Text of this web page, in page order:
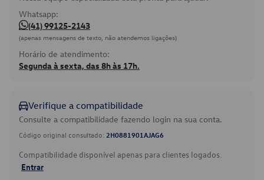
Whatsapp:
(41) 99125-2143
(apenas mensagens de texto, não atendemos ligações)
Horário de atendimento:
Segunda à sexta, das 8h às 17h.
Verifique a compatibilidade
Consulte a compatibilidade fazendo login na sua conta.
Código original consultado: 2H0881901AJAG6
Compatibilidade disponível apenas para clientes logados.
Entrar